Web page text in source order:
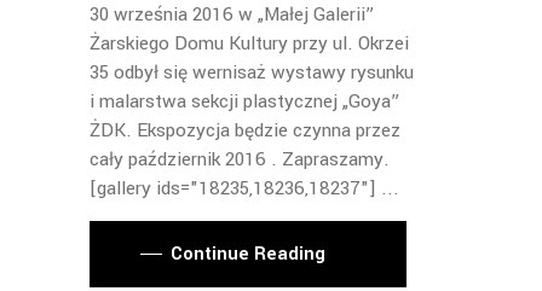
30 września 2016 w „Małej Galerii”
Żarskiego Domu Kultury przy ul. Okrzei
35 odbył się wernisaż wystawy rysunku
i malarstwa sekcji plastycznej „Goya”
ŻDK. Ekspozycja będzie czynna przez
cały październik 2016 . Zapraszamy.
[gallery ids="18235,18236,18237"]
Continue Reading